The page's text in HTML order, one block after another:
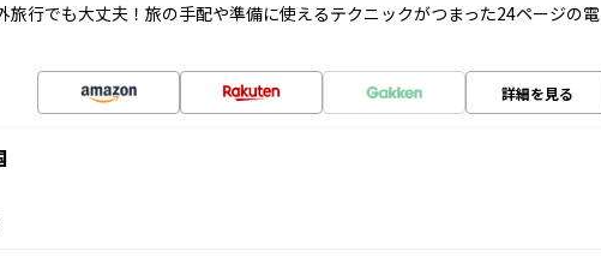
旅行でも大丈夫！旅の手配や準備に使えるテクニックがつまった24ページの電
詳細を見る